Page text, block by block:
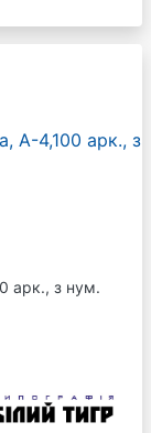
арк., з нум.